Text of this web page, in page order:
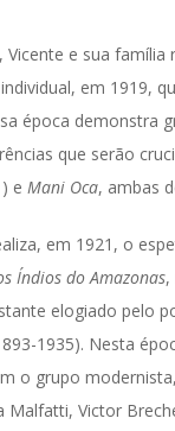
e sua família
em 1919,
época demonstra
que serão
e Mani Oca, ambas
em 1921, o
Índios do Amazonas,
elogiado pelo
1935). Nesta
o grupo
Malfatti, Victor